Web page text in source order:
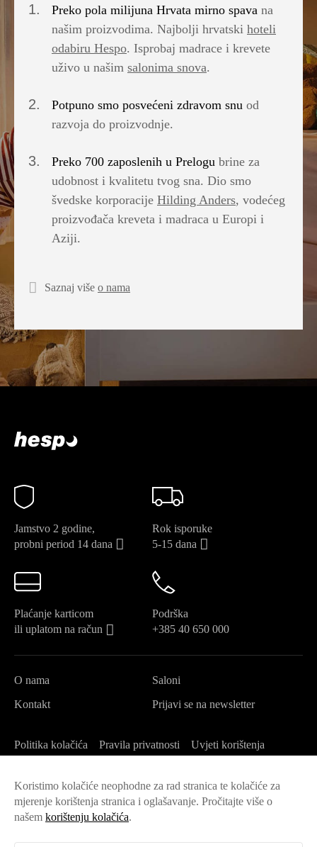
1. Preko pola milijuna Hrvata mirno spava na
našim proizvodima. Najbolji hrvatski hoteli
odabiru Hespo. Isprobaj madrace i krevete
uživo u našim salonima snova.
2. Potpuno smo posvećeni zdravom snu od
razvoja do proizvodnje.
3. Preko 700 zaposlenih u Prelogu brine za
udobnost i kvalitetu tvog sna. Dio smo
švedske korporacije Hilding Anders, vodećeg
proizvođača kreveta i madraca u Europi i
Aziji.
Saznaj više o nama
Koristimo kolačiće neophodne za rad stranica te kolačiće za
mjerenje korištenja stranica i oglašavanje. Pročitajte više o
našem korištenju kolačića.
Jamstvo 2 godine,
probni period 14 dana
Rok isporuke
5-15 dana
Plaćanje karticom
ili uplatom na račun
Podrška
+385 40 650 000
O nama
Saloni
Kontakt
Prijavi se na newsletter
Politika kolačića Pravila privatnosti
Uvjeti korištenja
Opći uvjeti veleprodaja